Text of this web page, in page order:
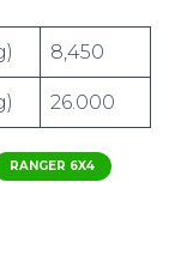
8,450
26.000
RANGER 6X4